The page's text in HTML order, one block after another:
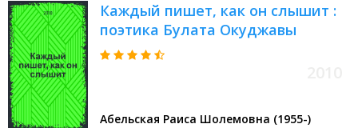
Каждый пишет, как он слышит :
поэтика Булата Окуджавы
Абельская Раиса Шолемовна (1955-)